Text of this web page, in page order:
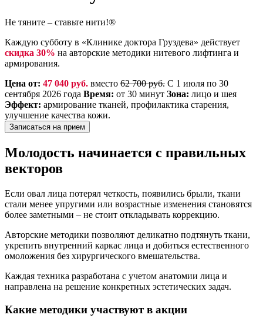
Не тяните – ставьте нити!®
Каждую субботу в «Клинике доктора Груздева» действует
скидка 30% на авторские методики нитевого лифтинга и
армирования.
Цена от: 47 040 руб. вместо 62 700 руб. С 1 июля по 30
сентября 2026 года Время: от 30 минут Зона: лицо и шея
Эффект: армирование тканей, профилактика старения,
улучшение качества кожи.
Записаться на прием
Молодость начинается с правильных
векторов
Если овал лица потерял четкость, появились брыли, ткани
стали менее упругими или возрастные изменения становятся
более заметными – не стоит откладывать коррекцию.
Авторские методики позволяют деликатно подтянуть ткани,
укрепить внутренний каркас лица и добиться естественного
омоложения без хирургического вмешательства.
Каждая техника разработана с учетом анатомии лица и
направлена на решение конкретных эстетических задач.
Какие методики участвуют в акции